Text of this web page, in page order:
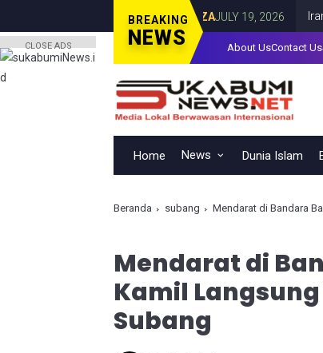
BREAKING
NEWS
GAZAJULY 19, 2026 Iran
About UsContact Us
Home News Dunia Islam
Beranda subang Mendarat di Bandara
Mendarat di
Kamil
Subang
CLOSE ADS